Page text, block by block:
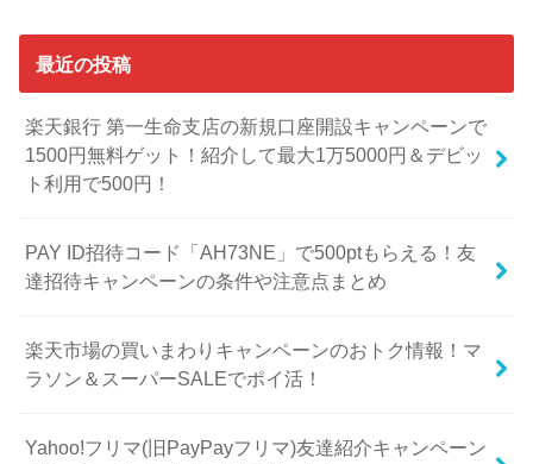
最近の投稿
楽天銀行 第一生命支店の新規口座開設キャンペーンで
1500円無料ゲット！紹介して最大1万5000円＆デビッ
ト利用で500円！
PAY ID招待コード「AH73NE」で500ptもらえる！友
達招待キャンペーンの条件や注意点まとめ
楽天市場の買いまわりキャンペーンのおトク情報！マ
ラソン＆スーパーSALEでポイ活！
Yahoo!フリマ(旧PayPayフリマ)友達紹介キャンペーン